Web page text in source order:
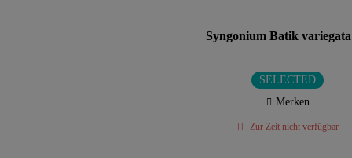
Syngonium Batik
SELECTED
Merken
Zur Zeit nicht verfügbar